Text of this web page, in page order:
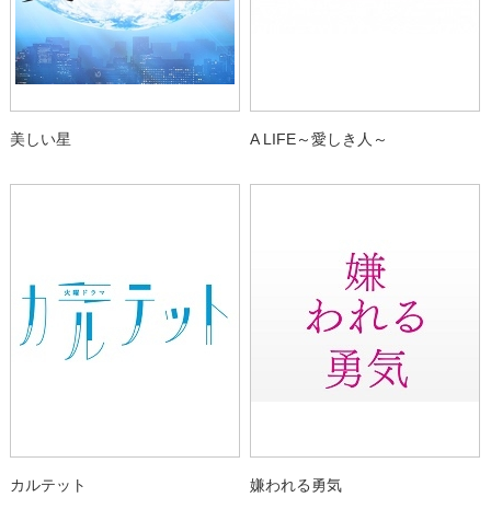
美しい星 A LIFE～愛しき人～
カルテット 嫌われる勇気